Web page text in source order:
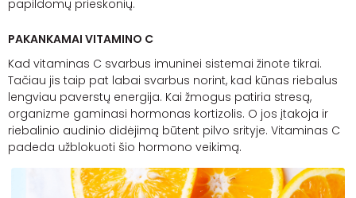
papildomų prieskonių.
PAKANKAMAI VITAMINO C
Kad vitaminas C svarbus imuninei sistemai žinote tikrai.
Tačiau jis taip pat labai svarbus norint, kad kūnas riebalus
lengviau paverstų energija. Kai žmogus patiria stresą,
organizme gaminasi hormonas kortizolis. O jos įtakoja ir
riebalinio audinio didėjimą būtent pilvo srityje. Vitaminas C
padeda užblokuoti šio hormono veikimą.